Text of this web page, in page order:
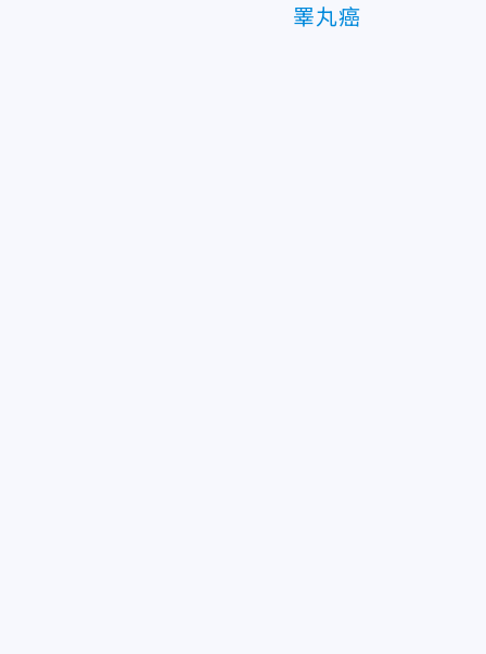
睪丸癌